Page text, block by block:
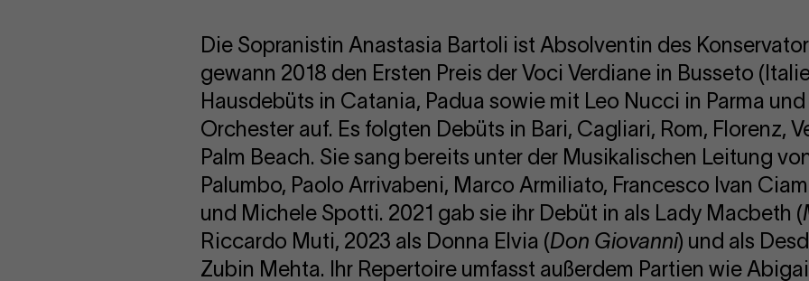
Die Sopranistin Anastasia Bartoli ist Absolventin des
gewann 2018 den Ersten Preis der Voci Verdiane in Busseto
Hausdebüts in Catania, Padua sowie mit Leo Nucci in Parma
Orchester auf. Es folgten Debüts in Bari, Cagliari, Rom, Florenz,
Palm Beach. Sie sang bereits unter der Musikalischen Leitung
Palumbo, Paolo Arrivabeni, Marco Armiliato, Francesco Ivan
und Michele Spotti. 2021 gab sie ihr Debüt in als Lady Macbeth (
Riccardo Muti, 2023 als Donna Elvia (Don Giovanni) und als
Zubin Mehta. Ihr Repertoire umfasst außerdem Partien wie